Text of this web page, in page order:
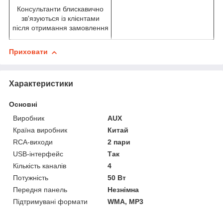
Консультанти блискавично
зв'язуються із клієнтами
після отримання замовлення
Приховати
Характеристики
Основні
Виробник
AUX
Країна виробник
Китай
RCA-виходи
2 пари
USB-інтерфейс
Так
Кількість каналів
4
Потужність
50 Вт
Передня панель
Незнімна
Підтримувані формати
WMA, MP3